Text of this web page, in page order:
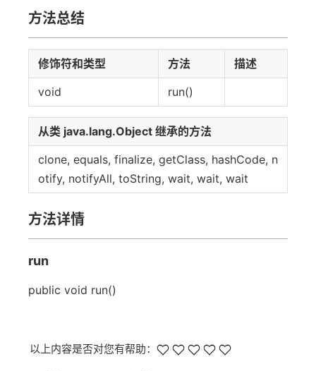
方法总结
修饰符和类型 方法
描述
void
run()
从类 java.lang.Object 继承的方法
clone, equals, finalize, getClass, hashCode, n
otify, notifyAll, toString, wait, wait, wait
方法详情
run
public void run()
以上内容是否对您有帮助：